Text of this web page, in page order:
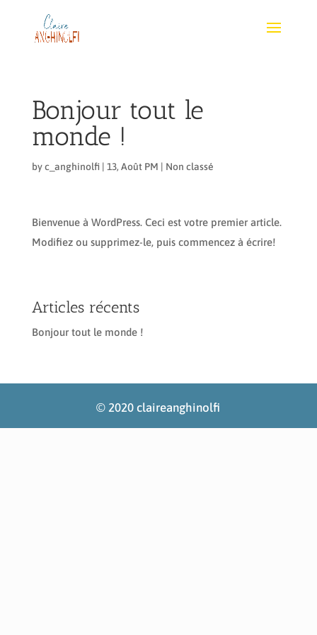
Bonjour tout le
monde !
byc_anghinolfi | 13, Août PM | Non classé
Bienvenue à WordPress. Ceci est votre premier article.
Modifiez ou supprimez-le, puis commencez à écrire!
Articles récents
Bonjour tout le monde !
© 2020 claireanghinolfi